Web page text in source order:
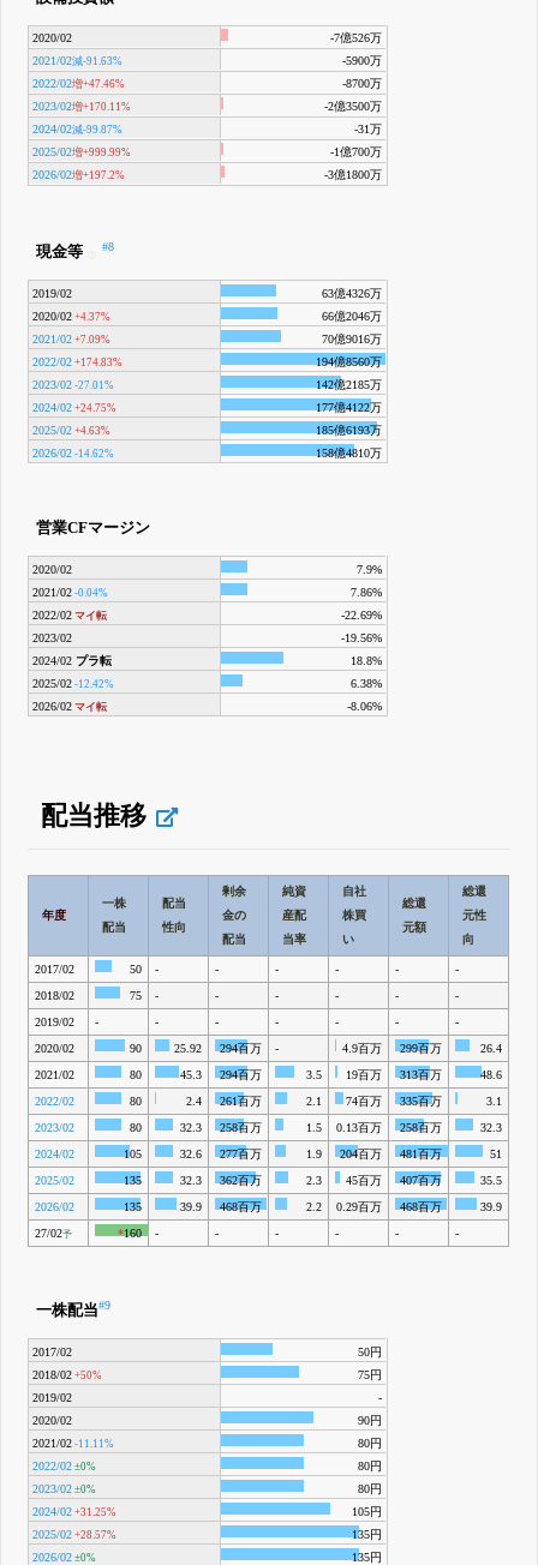
2020/02
-7億526万
2021/02減-91.63%
-5900万
2022/02増+47.46%
-8700万
2023/02増+170.11%
-2億3500万
2024/02減-99.87%
-31万
2025/02増+999.99%
-1億700万
2026/02増+197.2% -3億1800万
現金等 #8
2019/02
63億4326万
2020/02 +4.37%
66億2046万
2021/02 +7.09%
70億9016万
2022/02 +174.83%
194億8560万
2023/02 -27.01%
142億2185万
2024/02 +24.75%
177億4122万
2025/02 +4.63%
185億6193万
2026/02 -14.62% 158億4810万
営業CFマージン
2020/02
7.9%
2021/02 -0.04%
7.86%
2022/02 マイ転
-22.69%
2023/02
-19.56%
2024/02 プラ転
18.8%
2025/02 -12.42%
6.38%
2026/02 マイ転 -8.06%
配当推移
年度
一株
配当
配当
性向
剰余
金の
配当
純資
産配
当率
自社
株買
い
総還
元額
総還
元性
向
2017/02 50 - - - - -
-
2018/02
75 - - - - -
-
2019/02
- - - - - -
-
2020/02
90 25.92 294百万 - 4.9百万 299百万
26.4
2021/02
80 45.3 294百万 3.5 19百万 313百万
48.6
2022/02
80 2.4 261百万 2.1 74百万 335百万
3.1
2023/02
80 32.3 258百万 1.5 0.13百万 258百万
32.3
2024/02
105 32.6 277百万 1.9 204百万 481百万
51
2025/02
135 32.3 362百万 2.3 45百万 407百万
35.5
2026/02
135 39.9 468百万 2.2 0.29百万 468百万
39.9
27/02予 *160 - - - - - -
一株配当#9
2017/02
50円
2018/02 +50%
75円
2019/02
-
2020/02
90円
2021/02 -11.11%
80円
2022/02 ±0%
80円
2023/02 ±0%
80円
2024/02 +31.25%
105円
2025/02 +28.57%
135円
2026/02 ±0%
135円